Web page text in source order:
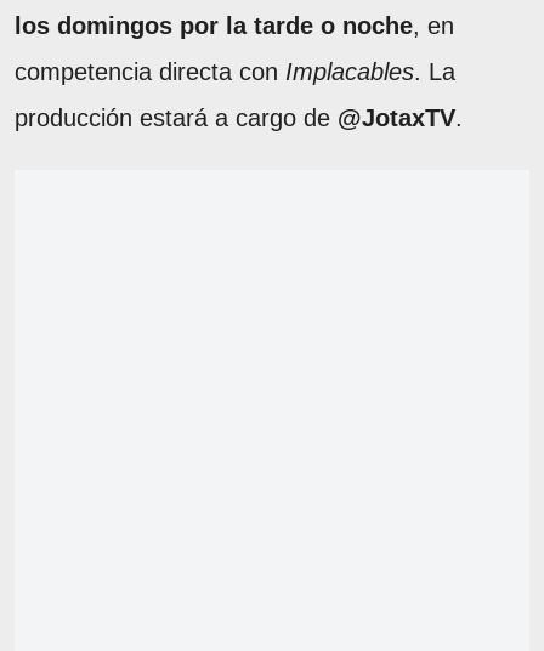
los domingos por la tarde o noche, en
competencia directa con Implacables. La
producción estará a cargo de @JotaxTV.